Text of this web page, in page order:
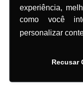
experiência,
como você
personalizar
Recusar